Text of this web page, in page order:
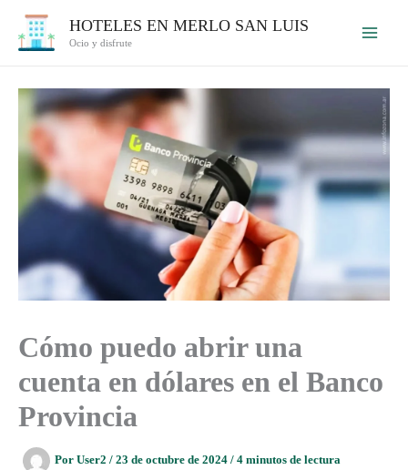
HOTELES EN MERLO SAN LUIS
Ocio y disfrute
Cómo puedo abrir una
cuenta en dólares en el Banco
Provincia
Por User2 / 23 de octubre de 2024 / 4 minutos de lectura